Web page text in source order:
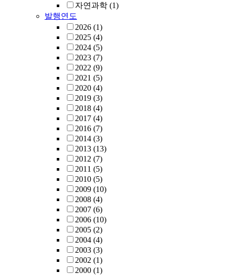
자연과학 (1)
발행연도
2026 (1)
2025 (4)
2024 (5)
2023 (7)
2022 (9)
2021 (5)
2020 (4)
2019 (3)
2018 (4)
2017 (4)
2016 (7)
2014 (3)
2013 (13)
2012 (7)
2011 (5)
2010 (5)
2009 (10)
2008 (4)
2007 (6)
2006 (10)
2005 (2)
2004 (4)
2003 (3)
2002 (1)
2000 (1)